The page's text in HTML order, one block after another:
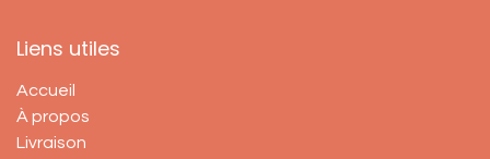
Liens utiles
Accueil
À propos
Livraison